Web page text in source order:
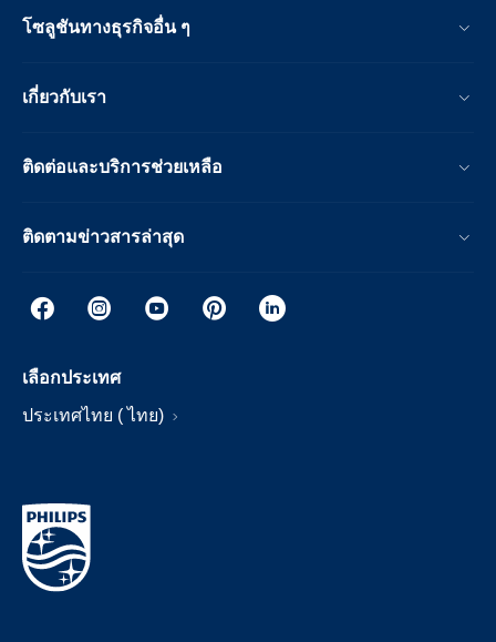
โซลูชันทางธุรกิจอื่น ๆ
เกี่ยวกับเรา
ติดต่อและบริการช่วยเหลือ
ติดตามข่าวสารล่าสุด
เลือกประเทศ
ประเทศไทย ( ไทย)